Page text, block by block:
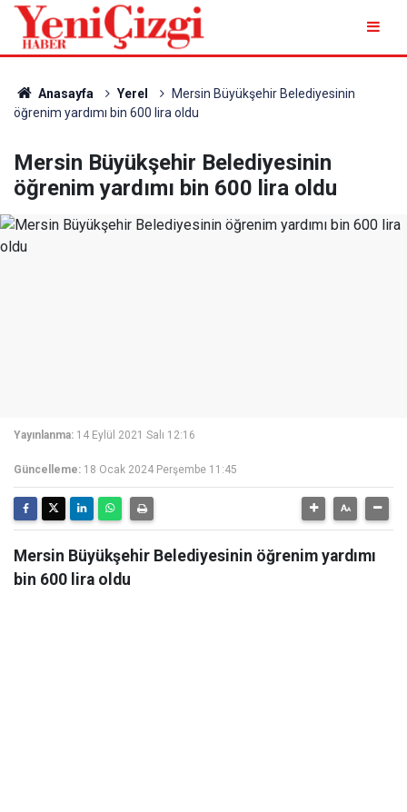
Anasayfa Yerel
Mersin Büyükşehir Belediyesinin
öğrenim yardımı bin 600 lira oldu
Mersin Büyükşehir Belediyesinin
öğrenim yardımı bin 600 lira oldu
Yayınlanma: 14 Eylül 2021 Salı 12:16
Güncelleme: 18 Ocak 2024 Perşembe 11:45
Mersin Büyükşehir Belediyesinin öğrenim yardımı
bin 600 lira oldu